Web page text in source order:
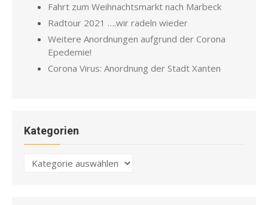
Fahrt zum Weihnachtsmarkt nach Marbeck
Radtour 2021 ….wir radeln wieder
Weitere Anordnungen aufgrund der Corona
Epedemie!
Corona Virus: Anordnung der Stadt Xanten
Kategorien
Kategorien